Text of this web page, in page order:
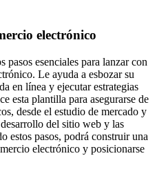
electrónico
pasos esenciales para lanzar con
Le ayuda a esbozar su
en línea y ejecutar estrategias
esta plantilla para asegurarse de
desde el estudio de mercado y
del sitio web y las
estos pasos, podrá construir una
electrónico y posicionarse